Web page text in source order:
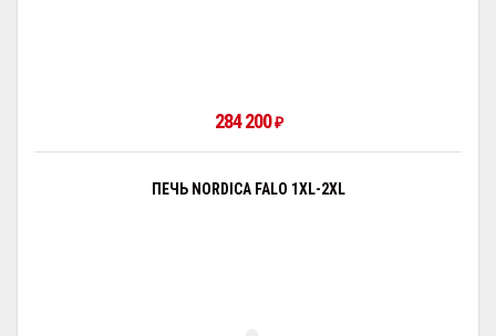
284 200₽
ПЕЧЬ NORDICA FALO 1XL-2XL